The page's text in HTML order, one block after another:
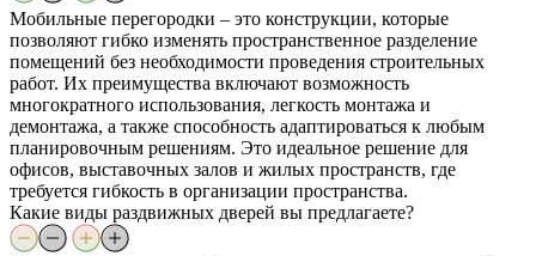
Мобильные перегородки – это конструкции, которые
позволяют гибко изменять пространственное разделение
помещений без необходимости проведения строительных
работ. Их преимущества включают возможность
многократного использования, легкость монтажа и
демонтажа, а также способность адаптироваться к любым
планировочным решениям. Это идеальное решение для
офисов, выставочных залов и жилых пространств, где
требуется гибкость в организации пространства.
Какие виды раздвижных дверей вы предлагаете?